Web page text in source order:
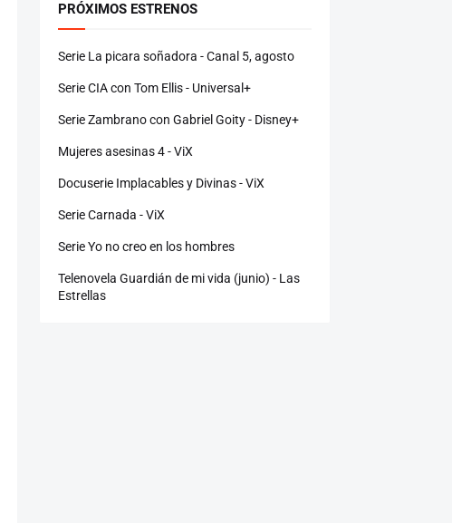
PRÓXIMOS ESTRENOS
Serie La picara soñadora - Canal 5, agosto
Serie CIA con Tom Ellis - Universal+
Serie Zambrano con Gabriel Goity - Disney+
Mujeres asesinas 4 - ViX
Docuserie Implacables y Divinas - ViX
Serie Carnada - ViX
Serie Yo no creo en los hombres
Telenovela Guardián de mi vida (junio) - Las
Estrellas